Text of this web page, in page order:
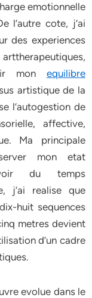
emotionnelle
l’autre cote, j’ai
des experiences
mon equilibre
artistique de la
l’autogestion de
affective,
Ma principale
mon etat
du temps
j’ai realise que
huit sequences
metres devient
d’un cadre
evolue dans le